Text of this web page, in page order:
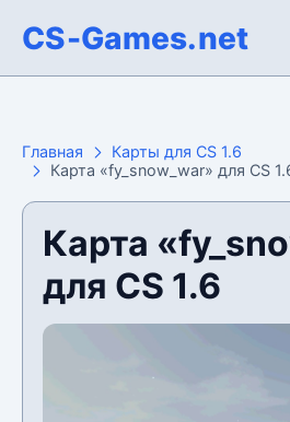
CS-Games.net
Главная
Карты для CS 1.6
Карта «fy_snow_war» для CS
Карта
для CS 1.6